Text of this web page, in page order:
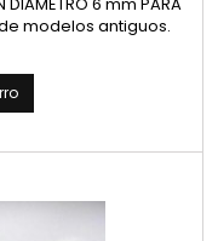
6 mm PARA
de modelos antiguos.
de metros en la